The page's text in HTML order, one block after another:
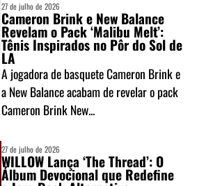
27 de julho de 2026
Cameron Brink e New Balance
Revelam o Pack ‘Malibu Melt’:
Tênis Inspirados no Pôr do Sol de
LA
A jogadora de basquete Cameron Brink e
a New Balance acabam de revelar o pack
Cameron Brink New...
27 de julho de 2026
WILLOW Lança ‘The Thread’: O
Álbum Devocional que Redefine